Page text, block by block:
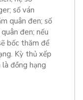
số ván
quân đen; số
đen; nếu
bốc thăm để
Kỳ thủ xếp
đồng hạng